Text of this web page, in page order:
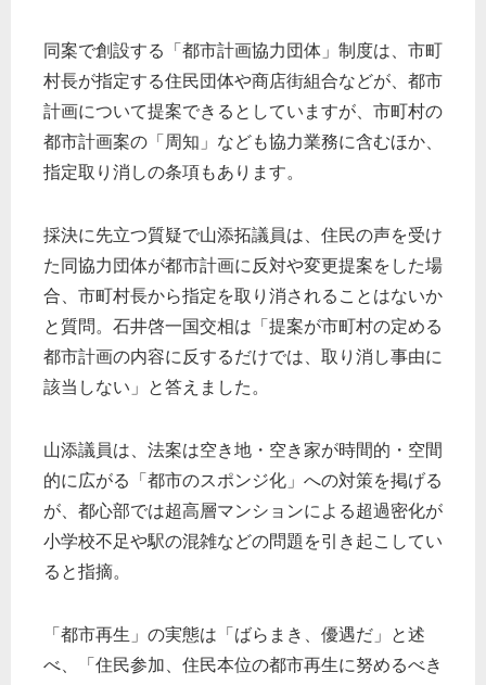
同案で創設する「都市計画協力団体」制度は、市町
村長が指定する住民団体や商店街組合などが、都市
計画について提案できるとしていますが、市町村の
都市計画案の「周知」なども協力業務に含むほか、
指定取り消しの条項もあります。
採決に先立つ質疑で山添拓議員は、住民の声を受け
た同協力団体が都市計画に反対や変更提案をした場
合、市町村長から指定を取り消されることはないか
と質問。石井啓一国交相は「提案が市町村の定める
都市計画の内容に反するだけでは、取り消し事由に
該当しない」と答えました。
山添議員は、法案は空き地・空き家が時間的・空間
的に広がる「都市のスポンジ化」への対策を掲げる
が、都心部では超高層マンションによる超過密化が
小学校不足や駅の混雑などの問題を引き起こしてい
ると指摘。
「都市再生」の実態は「ばらまき、優遇だ」と述
べ、「住民参加、住民本位の都市再生に努めるべき